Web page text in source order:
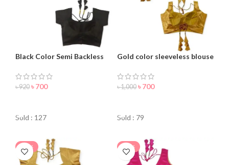
Black Color Semi Backless
৳920 ৳700
Sold : 127
Gold color sleeveless blouse
৳1,000 ৳700
Sold : 79
-27% -58%